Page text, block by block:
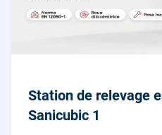
Station de relevage
Sanicubic 1